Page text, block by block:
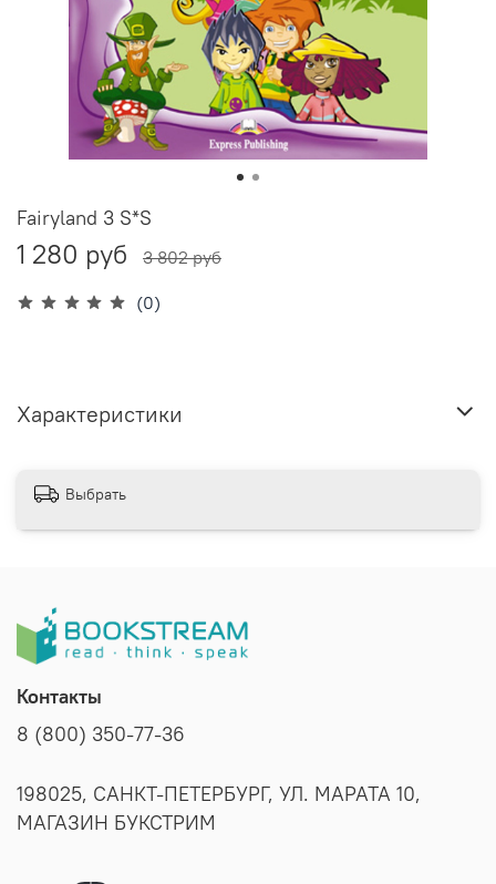
(0)
Fairyland 3 S*S
1 280 руб 3 802 руб
Характеристики
Выбрать
Контакты
8 (800) 350-77-36
198025, САНКТ-ПЕТЕРБУРГ, УЛ. МАРАТА 10,
МАГАЗИН БУКСТРИМ